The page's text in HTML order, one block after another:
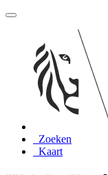
Zoeken
Kaart